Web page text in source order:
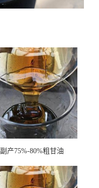
副产75%-80%粗甘油